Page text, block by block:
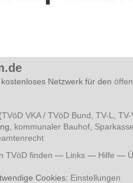
Netzwerk für den
TVöD VKA / TVöD Bund TV-L TV-
kommunaler Bauhof Sparkasse
TVöD finden — Links — Hilfe —
Cookies: Einstellungen